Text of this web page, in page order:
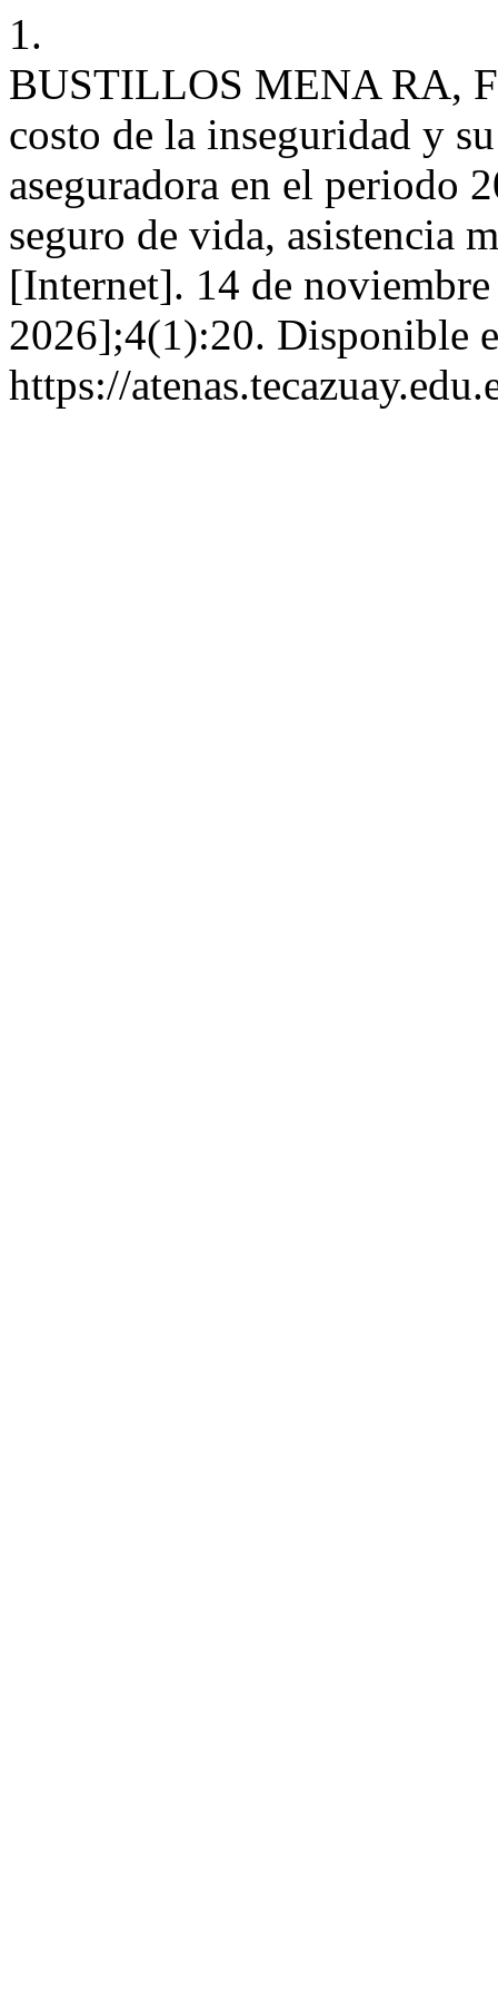
1.
BUSTILLOS MENA RA,
costo de la inseguridad y
aseguradora en el periodo
seguro de vida, asistencia
[Internet]. 14 de
2026];4(1):20. Disponible
https://